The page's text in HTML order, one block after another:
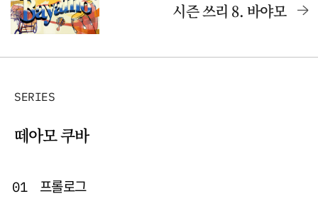
시즌 쓰리 8. 바야모
SERIES
떼아모 쿠바
01 프롤로그